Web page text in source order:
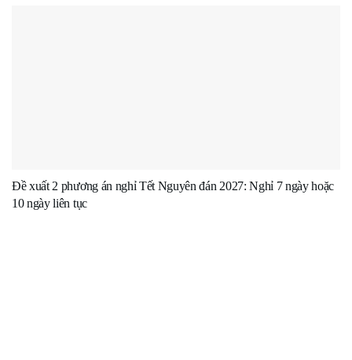
Đề xuất 2 phương án nghỉ Tết Nguyên đán 2027: Nghỉ 7 ngày hoặc
10 ngày liên tục